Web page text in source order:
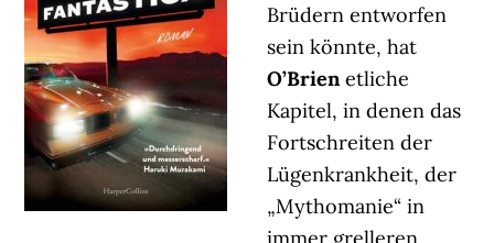
Brüdern entworfen
sein könnte, hat
O’Brienetliche
Kapitel, in denen das
Fortschreiten der
Lügenkrankheit, der
„Mythomanie“ in
immer grelleren